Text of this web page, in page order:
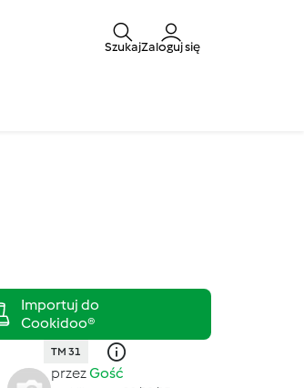
SzukajZaloguj się
TM 31
przezGość